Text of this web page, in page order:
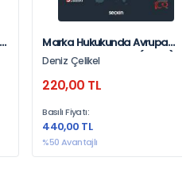
Marka Hukukunda Avrupa
Birliği Adalet Divanı (Abad)
Kararları Ve Yorumu
Konularına İlişkin Kararlar Ve
Deniz Çelikel
220,00 TL
Basılı Fiyatı:
440,00 TL
%50 Avantajlı